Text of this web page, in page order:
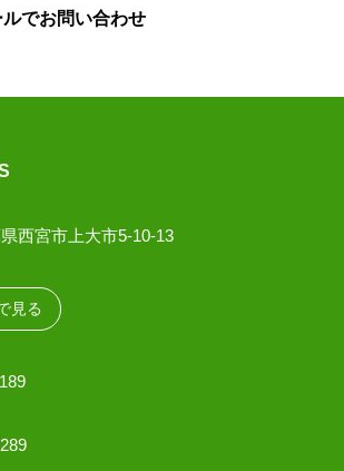
ルでお問い合わせ
西宮市上大市5-10-13
見る